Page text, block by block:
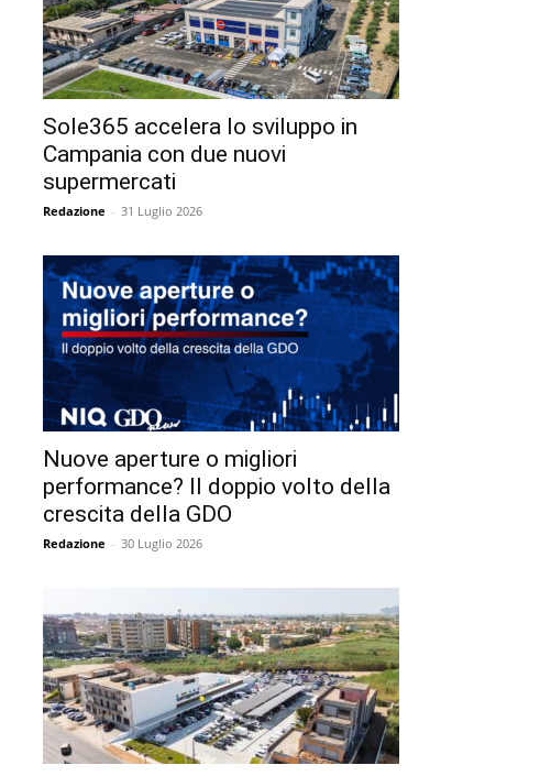
Sole365 accelera lo sviluppo in
Campania con due nuovi
supermercati
Redazione - 31 Luglio 2026
Nuove aperture o migliori
performance? Il doppio volto della
crescita della GDO
Redazione - 30 Luglio 2026